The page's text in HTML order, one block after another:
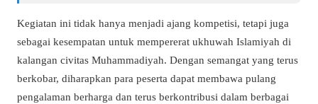
Kegiatan ini tidak hanya menjadi ajang kompetisi, tetapi juga
sebagai kesempatan untuk mempererat ukhuwah Islamiyah di
kalangan civitas Muhammadiyah. Dengan semangat yang terus
berkobar, diharapkan para peserta dapat membawa pulang
pengalaman berharga dan terus berkontribusi dalam berbagai